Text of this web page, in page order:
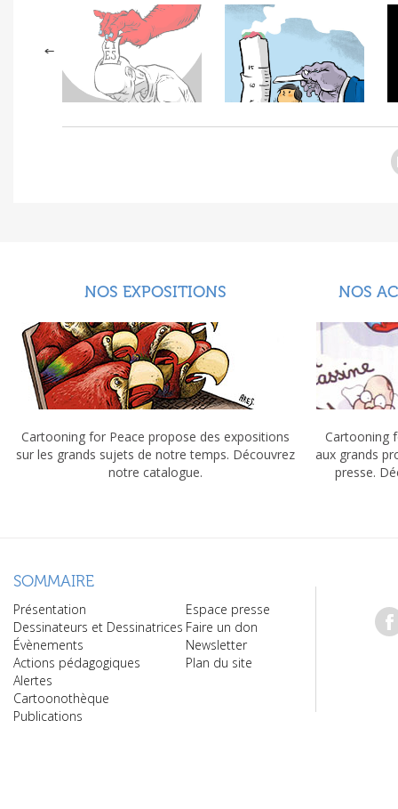
NOS EXPOSITIONS
Cartooning for Peace propose des expositions
sur les grands sujets de notre temps. Découvrez
notre catalogue.
NOS
Cartooning
aux grands
presse.
SOMMAIRE
Présentation
Dessinateurs et Dessinatrices
Évènements
Actions pédagogiques
Alertes
Cartoonothèque
Publications
Espace presse
Faire un don
Newsletter
Plan du site